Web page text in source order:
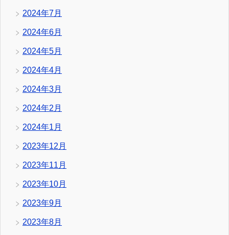
2024年7月
2024年6月
2024年5月
2024年4月
2024年3月
2024年2月
2024年1月
2023年12月
2023年11月
2023年10月
2023年9月
2023年8月